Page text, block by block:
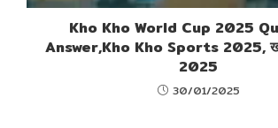
Kho Kho World Cup 2025
Answer,Kho Kho Sports 2025, खो
2025
30/01/2025